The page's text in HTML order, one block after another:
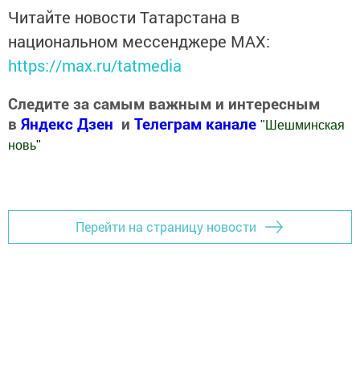
Читайте новости Татарстана в
национальном мессенджере MАХ:
https://max.ru/tatmedia
Следите за самым важным и интересным
в Яндекс Дзен и Телеграм канале " Шешминская
новь"
Перейти на страницу новости